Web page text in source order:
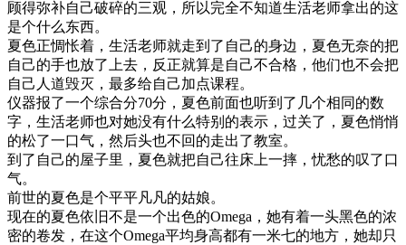
顾得弥补自己破碎的三观，所以完全不知道生活老师拿出的这
是个什么东西。
夏色正惆怅着，生活老师就走到了自己的身边，夏色无奈的把
自己的手也放了上去，反正就算是自己不合格，他们也不会把
自己人道毁灭，最多给自己加点课程。
仪器报了一个综合分70分，夏色前面也听到了几个相同的数
字，生活老师也对她没有什么特别的表示，过关了，夏色悄悄
的松了一口气，然后头也不回的走出了教室。
到了自己的屋子里，夏色就把自己往床上一摔，忧愁的叹了口
气。
前世的夏色是个平平凡凡的姑娘。
现在的夏色依旧不是一个出色的Omega，她有着一头黑色的浓
密的卷发，在这个Omega平均身高都有一米七的地方，她却只